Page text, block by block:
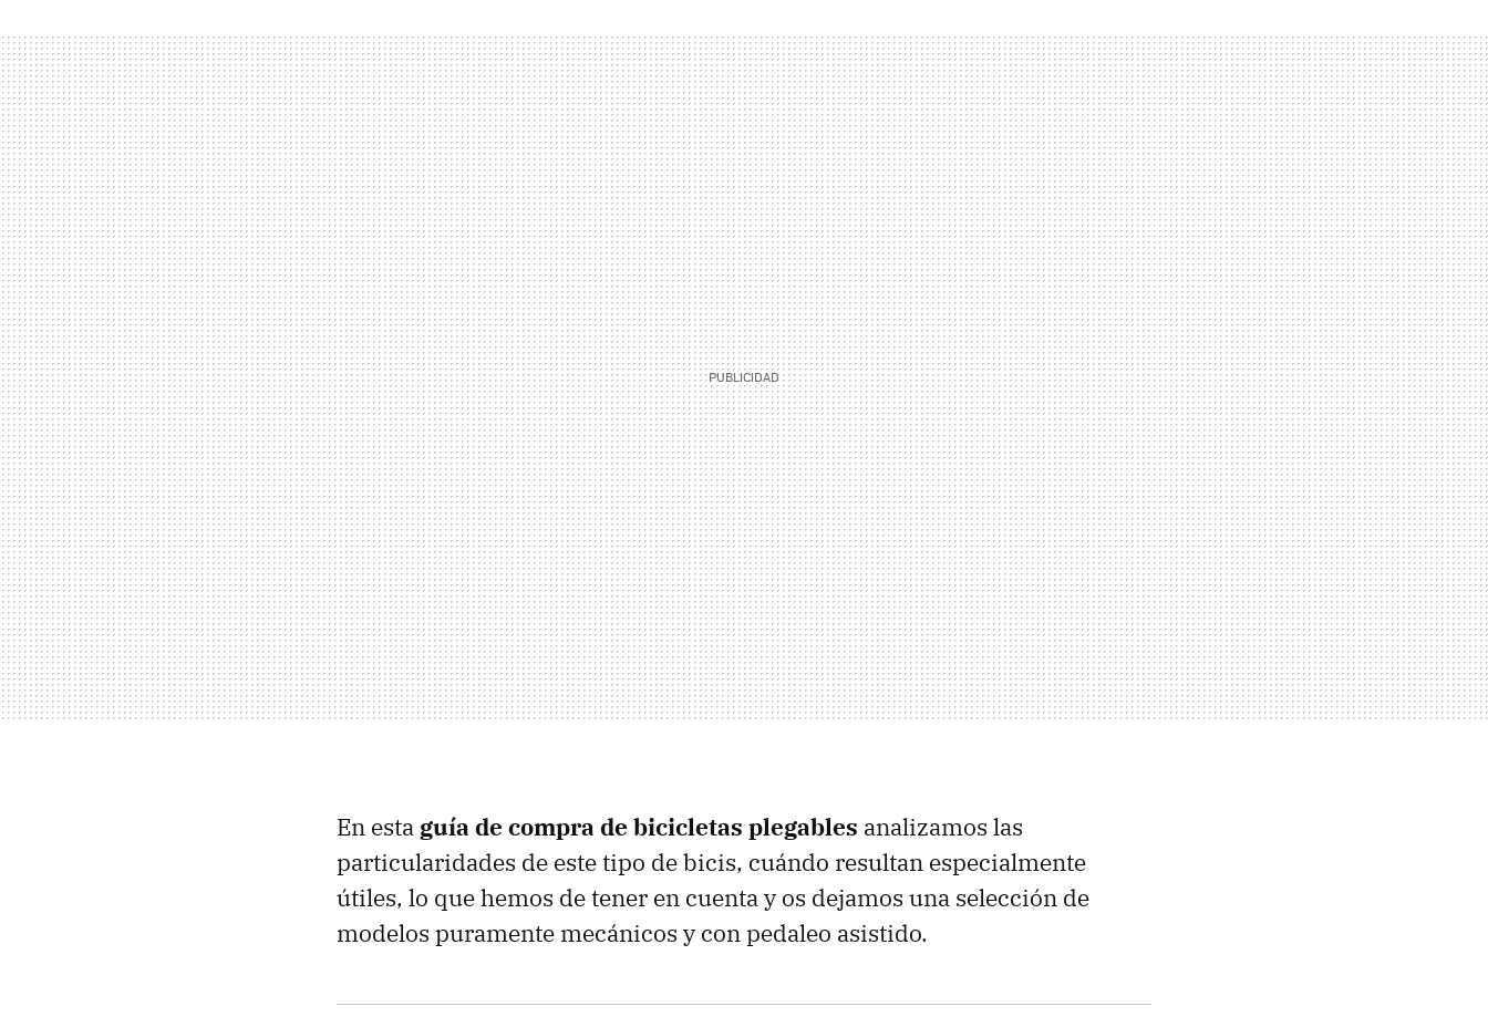
En esta guía de compra de bicicletas plegables analizamos las
particularidades de este tipo de bicis, cuándo resultan especialmente
útiles, lo que hemos de tener en cuenta y os dejamos una selección de
modelos puramente mecánicos y con pedaleo asistido.